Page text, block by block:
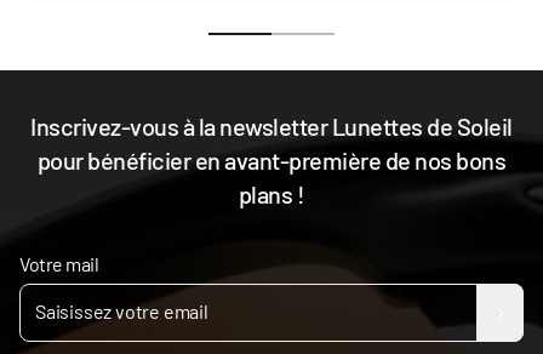
Inscrivez-vous à la newsletter Lunettes de Soleil
pour bénéficier en avant-première de nos bons
plans !
Votre mail